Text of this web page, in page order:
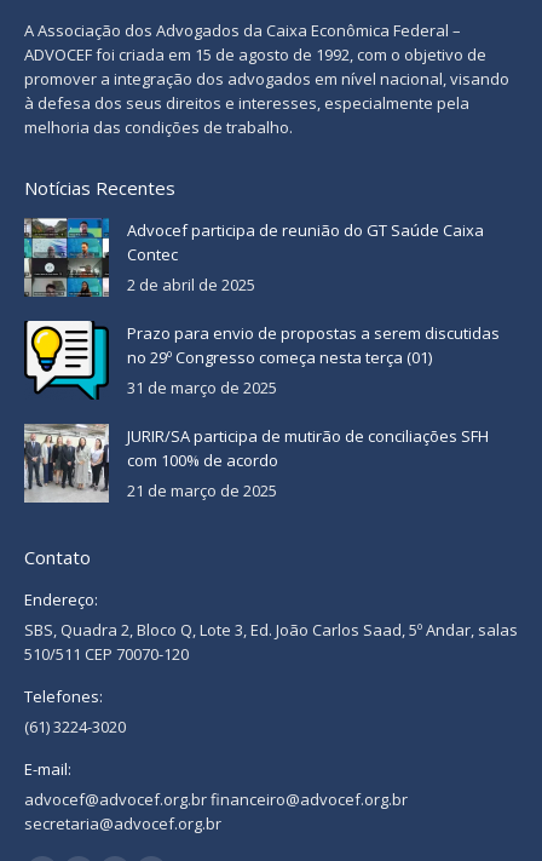
A Associação dos Advogados da Caixa Econômica Federal –
ADVOCEF foi criada em 15 de agosto de 1992, com o objetivo de
promover a integração dos advogados em nível nacional, visando
à defesa dos seus direitos e interesses, especialmente pela
melhoria das condições de trabalho.
Notícias Recentes
Advocef participa de reunião do GT Saúde Caixa
Contec
2 de abril de 2025
Prazo para envio de propostas a serem discutidas
no 29º Congresso começa nesta terça (01)
31 de março de 2025
JURIR/SA participa de mutirão de conciliações SFH
com 100% de acordo
21 de março de 2025
Contato
Endereço:
SBS, Quadra 2, Bloco Q, Lote 3, Ed. João Carlos Saad, 5º Andar, salas
510/511 CEP 70070-120
Telefones:
(61) 3224-3020
E-mail:
advocef@advocef.org.br financeiro@advocef.org.br
secretaria@advocef.org.br